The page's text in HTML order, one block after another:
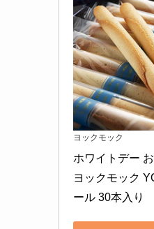
ヨックモック
ホワイトデー
ヨックモック
ール 30本入り